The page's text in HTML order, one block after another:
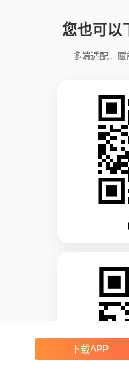
您也可以
多端适配，
下载APP